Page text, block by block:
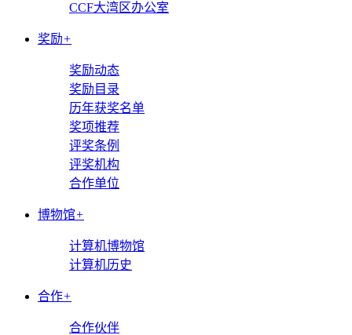
CCF大湾区办公室
奖励+
奖励动态
奖励目录
历年获奖名单
奖项推荐
评奖条例
评奖机构
合作单位
博物馆+
计算机博物馆
计算机历史
合作+
合作伙伴